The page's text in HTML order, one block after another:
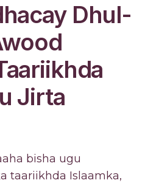
Dhul-
Jirta
bisha ugu
taariikhda Islaamka,